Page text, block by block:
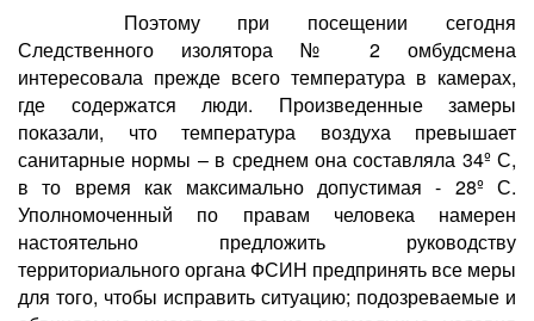
Поэтому при посещении сегодня
Следственного изолятора № 2 омбудсмена
интересовала прежде всего температура в камерах,
где содержатся люди. Произведенные замеры
показали, что температура воздуха превышает
санитарные нормы – в среднем она составляла 34º С,
в то время как максимально допустимая - 28º С.
Уполномоченный по правам человека намерен
настоятельно предложить руководству
территориального органа ФСИН предпринять все меры
для того, чтобы исправить ситуацию; подозреваемые и